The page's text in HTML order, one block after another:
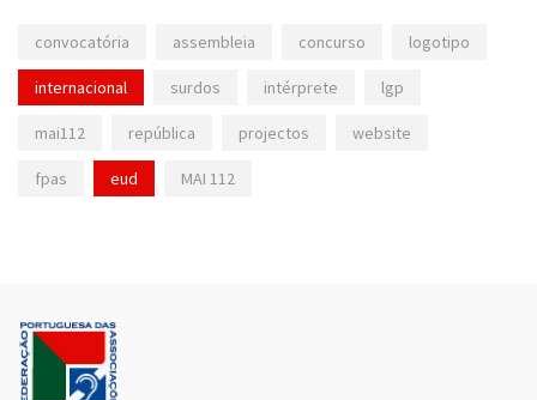
convocatória assembleia concurso logotipo
internacional surdos intérprete lgp
mai112 república projectos website
fpas eud MAI 112